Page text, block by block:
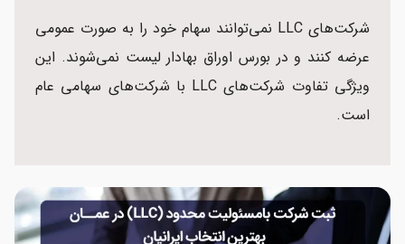
شرکت‌های LLC نمی‌توانند سهام خود را به صورت عمومی
عرضه کنند و در بورس اوراق بهادار لیست نمی‌شوند. این
ویژگی تفاوت شرکت‌های LLC‌ با شرکت‌های سهامی عام
است.